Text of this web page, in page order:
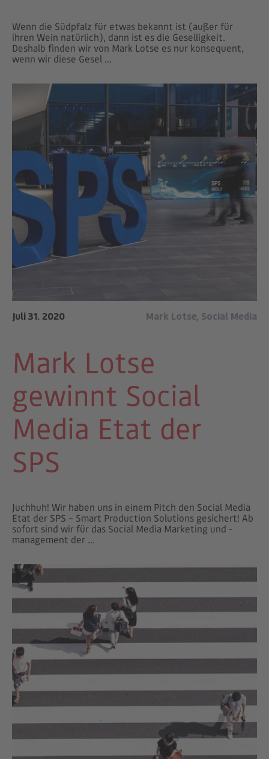
Wenn die Südpfalz für etwas bekannt ist (außer für
ihren Wein natürlich), dann ist es die Geselligkeit.
Deshalb finden wir von Mark Lotse es nur konsequent,
wenn wir diese Gesel ...
Juli 31. 2020 Mark Lotse, Social Media
Mark Lotse
gewinnt Social
Media Etat der
SPS
Juchhuh! Wir haben uns in einem Pitch den Social Media
Etat der SPS – Smart Production Solutions gesichert! Ab
sofort sind wir für das Social Media Marketing und -
management der ...